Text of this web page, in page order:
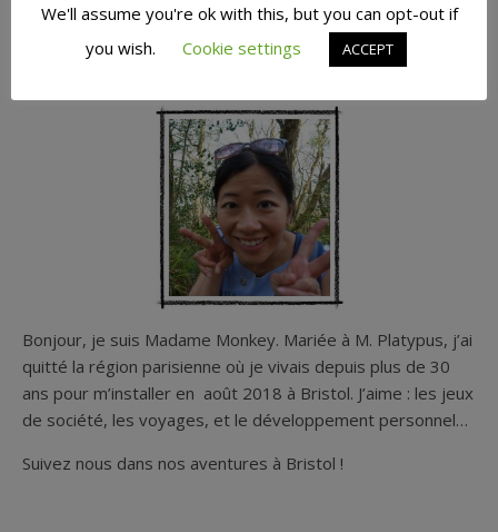
Bonjour, je suis Madame Monkey. Mariée à M. Platypus, j’ai
quitté la région parisienne où je vivais depuis plus de 30
ans pour m’installer en août 2018 à Bristol. J’aime : les jeux
de société, les voyages, et le développement personnel…
Suivez nous dans nos aventures à Bristol !
We'll assume you're ok with this, but you can opt-out if
you wish.
Cookie settings ACCEPT